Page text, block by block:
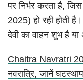
पर निर्भर करता है,
2025) हो रही होती
देवी का वाहन शुभ है
Chaitra Navratri
नवरात्रि, जानें